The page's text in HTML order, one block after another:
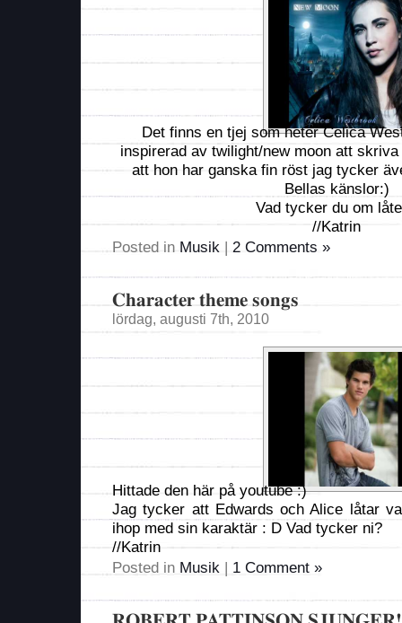
Det finns en tjej som heter Celica
inspirerad av twilight/new moon att
att hon har ganska fin röst jag tycker
Bellas känslor:)
Vad tycker du om
//Katrin
Posted in Musik | 2 Comments »
Character theme songs
lördag, augusti 7th, 2010
Hittade den här på youtube :)
Jag tycker att Edwards och Alice låtar
ihop med sin karaktär : D Vad tycker ni?
//Katrin
Posted in Musik | 1 Comment »